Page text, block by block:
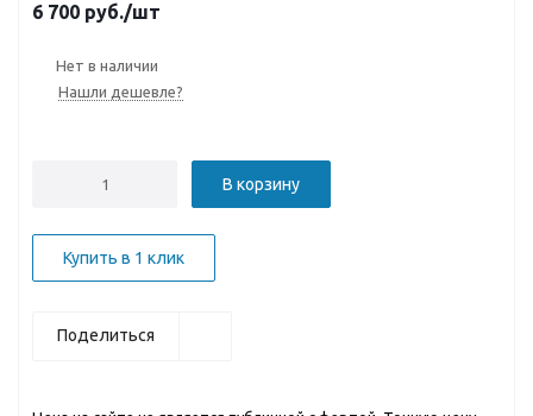
6 700 руб./шт
Нет в наличии
Нашли дешевле?
В корзину
Купить в 1 клик
Поделиться